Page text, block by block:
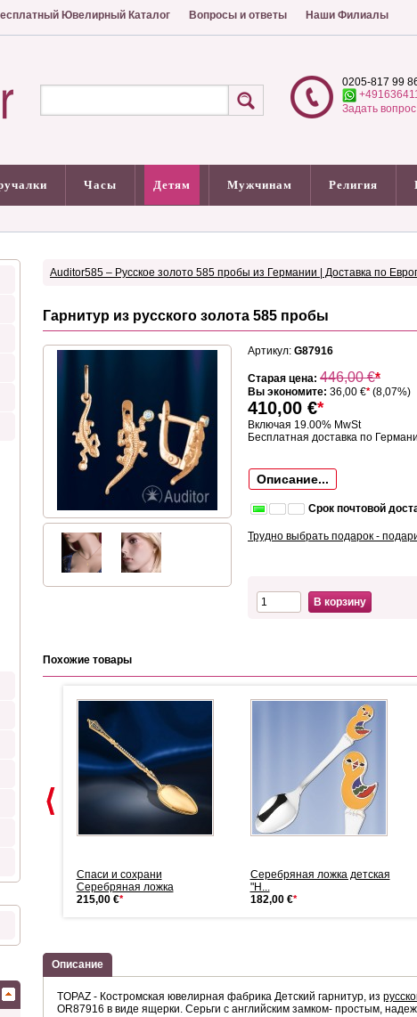
Ювелирный Каталог Вопросы и ответы Наши Филиалы
0205-817 99
Задать вопрос
Часы Детям Мужчинам Религия
Auditor585 – Русское золото 585 пробы из Германии | Доставка по
Гарнитур из русского золота 585 пробы
Артикул: G87916
Старая цена: 446,00€*
Вы экономите: 36,00 €*(8,07%)
410,00 €*
Включая 19.00% MwSt
Бесплатная доставка по
Описание...
Срок почтовой
Трудно выбрать подарок -
В корзину
Похожие товары
Спаси и сохрани
Серебряная ложка
215,00 €*
Серебряная ложка детская
"Н...
182,00 €*
Описание
TOPAZ - Костромская ювелирная фабрика Детский гарнитур, из
OR87916 в виде ящерки. Серьги с английским замком- простым,